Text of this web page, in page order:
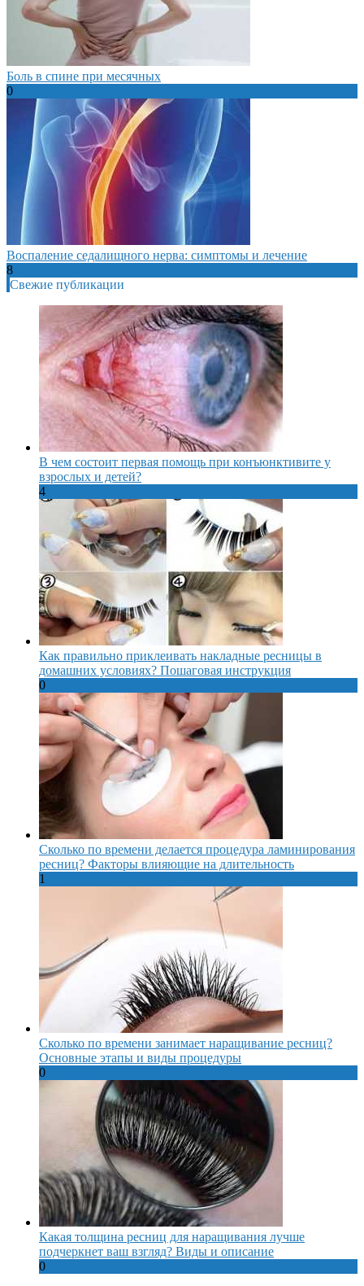
Боль в спине при месячных
0
Воспаление седалищного нерва: симптомы и лечение
8
Свежие публикации
В чем состоит первая помощь при конъюнктивите у
взрослых и детей?
4
Как правильно приклеивать накладные ресницы в
домашних условиях? Пошаговая инструкция
0
Сколько по времени делается процедура ламинирования
ресниц? Факторы влияющие на длительность
1
Сколько по времени занимает наращивание ресниц?
Основные этапы и виды процедуры
0
Какая толщина ресниц для наращивания лучше
подчеркнет ваш взгляд? Виды и описание
0